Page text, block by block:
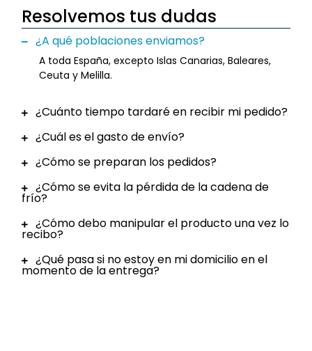
Resolvemos tus dudas
¿A qué poblaciones enviamos?
A toda España, excepto Islas Canarias, Baleares,
Ceuta y Melilla.
¿Cuánto tiempo tardaré en recibir mi pedido?
¿Cuál es el gasto de envío?
¿Cómo se preparan los pedidos?
¿Cómo se evita la pérdida de la cadena de
frío?
¿Cómo debo manipular el producto una vez lo
recibo?
¿Qué pasa si no estoy en mi domicilio en el
momento de la entrega?